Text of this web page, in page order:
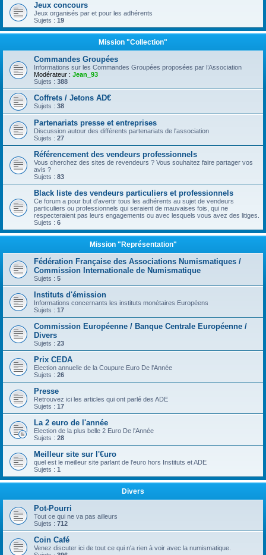
Jeux concours
Jeux organisés par et pour les adhérents
Sujets : 19
Mission "Collection"
Commandes Groupées
Informations sur les Commandes Groupées proposées par l’Association
Modérateur : Jean_93
Sujets : 388
Coffrets / Jetons AD€
Sujets : 38
Partenariats presse et entreprises
Discussion autour des différents partenariats de l'association
Sujets : 27
Référencement des vendeurs professionnels
Vous cherchez des sites de revendeurs ? Vous souhaitez faire partager vos
avis ?
Sujets : 83
Black liste des vendeurs particuliers et professionnels
Ce forum a pour but d'avertir tous les adhérents au sujet de vendeurs
particuliers ou professionnels qui seraient de mauvaises fois, qui ne
respecteraient pas leurs engagements ou avec lesquels vous avez des litiges.
Sujets : 6
Mission "Représentation"
Fédération Française des Associations Numismatiques /
Commission Internationale de Numismatique
Sujets : 5
Instituts d'émission
Informations concernants les instituts monétaires Européens
Sujets : 17
Commission Européenne / Banque Centrale Européenne /
Divers
Sujets : 23
Prix CEDA
Election annuelle de la Coupure Euro De l'Année
Sujets : 26
Presse
Retrouvez ici les articles qui ont parlé des ADE
Sujets : 17
La 2 euro de l'année
Election de la plus belle 2 Euro De l'Année
Sujets : 28
Meilleur site sur l'€uro
quel est le meilleur site parlant de l'euro hors Instituts et ADE
Sujets : 1
Divers
Pot-Pourri
Tout ce qui ne va pas ailleurs
Sujets : 712
Coin Café
Venez discuter ici de tout ce qui n'a rien à voir avec la numismatique.